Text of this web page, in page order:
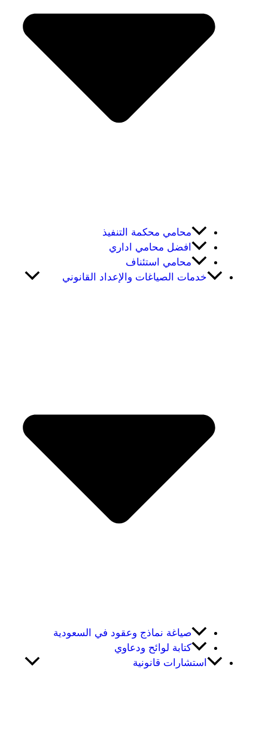
محامي محكمة التنفيذ
افضل محامي اداري
محامي استئناف
خدمات الصياغات والإعداد القانوني
صياغة نماذج وعقود في السعودية
كتابة لوائح ودعاوي
استشارات قانونية